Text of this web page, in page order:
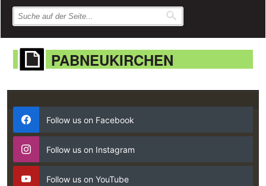
PABNEUKIRCHEN
Follow us on Facebook
Follow us on Instagram
Follow us on YouTube